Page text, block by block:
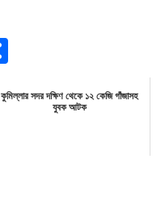
কুমিল্লার সদর দক্ষিণ থেকে ১২ কেজি গাঁজাসহ
যুবক আটক